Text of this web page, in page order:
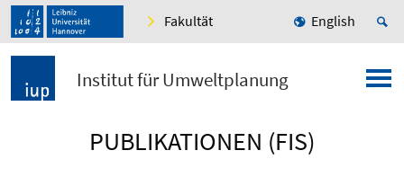
Fakultät English
Institut für Umweltplanung
PUBLIKATIONEN (FIS)